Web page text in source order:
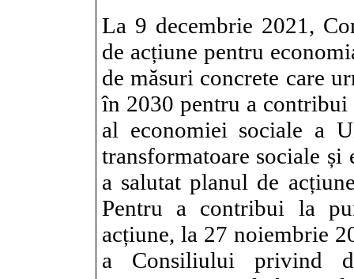
La 9 decembrie 2021,
de acțiune pentru
de măsuri concrete care
în 2030 pentru a
al economiei sociale a
transformatoare sociale și
a salutat planul de
Pentru a contribui la
acțiune, la 27 noiembrie
a Consiliului privind